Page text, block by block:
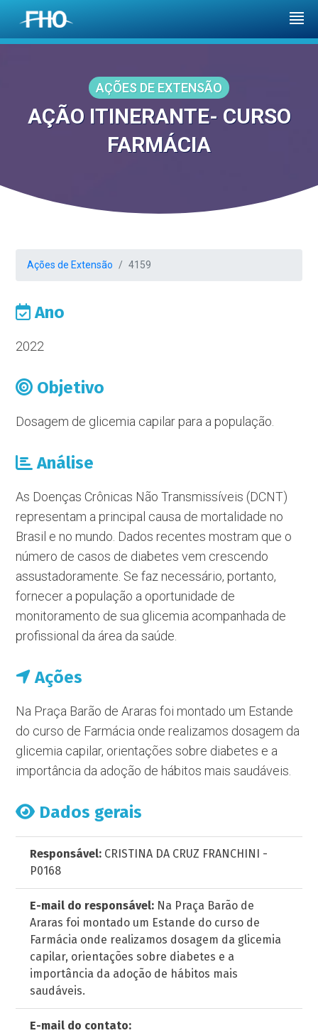
AÇÕES DE EXTENSÃO
AÇÃO ITINERANTE- CURSO
FARMÁCIA
Ações de Extensão 4159
Ano
2022
Objetivo
Dosagem de glicemia capilar para a população.
Análise
As Doenças Crônicas Não Transmissíveis (DCNT)
representam a principal causa de mortalidade no
Brasil e no mundo. Dados recentes mostram que o
número de casos de diabetes vem crescendo
assustadoramente. Se faz necessário, portanto,
fornecer a população a oportunidade de
monitoramento de sua glicemia acompanhada de
profissional da área da saúde.
Ações
Na Praça Barão de Araras foi montado um Estande
do curso de Farmácia onde realizamos dosagem da
glicemia capilar, orientações sobre diabetes e a
importância da adoção de hábitos mais saudáveis.
Dados gerais
Responsável: CRISTINA DA CRUZ FRANCHINI -
P0168
E-mail do responsável: Na Praça Barão de
Araras foi montado um Estande do curso de
Farmácia onde realizamos dosagem da glicemia
capilar, orientações sobre diabetes e a
importância da adoção de hábitos mais
saudáveis.
E-mail do contato: